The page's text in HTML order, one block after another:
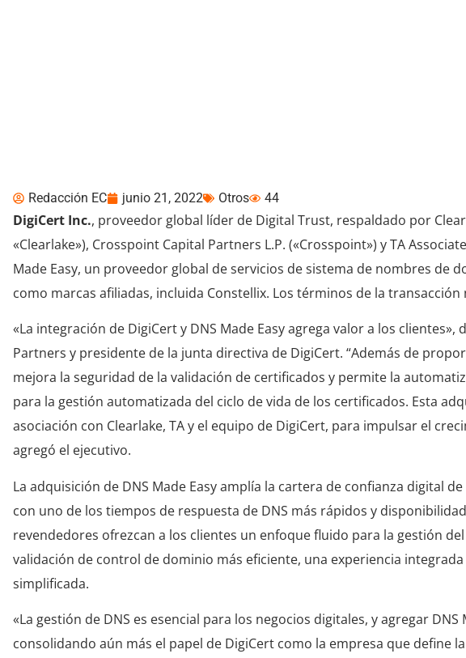
Redacción EC junio 21, 2022 Otros 44
DigiCert Inc., proveedor global líder de Digital Trust, respaldado por
«Clearlake»), Crosspoint Capital Partners L.P. («Crosspoint») y TA
Made Easy, un proveedor global de servicios de sistema de nombres de
como marcas afiliadas, incluida Constellix. Los términos de la
«La integración de DigiCert y DNS Made Easy agrega valor a los clientes»,
Partners y presidente de la junta directiva de DigiCert. “Además de
mejora la seguridad de la validación de certificados y permite la
para la gestión automatizada del ciclo de vida de los certificados. Esta
asociación con Clearlake, TA y el equipo de DigiCert, para impulsar el
agregó el ejecutivo.
La adquisición de DNS Made Easy amplía la cartera de confianza digital
con uno de los tiempos de respuesta de DNS más rápidos y
revendedores ofrezcan a los clientes un enfoque fluido para la gestión
validación de control de dominio más eficiente, una experiencia
simplificada.
«La gestión de DNS es esencial para los negocios digitales, y agregar
consolidando aún más el papel de DigiCert como la empresa que define